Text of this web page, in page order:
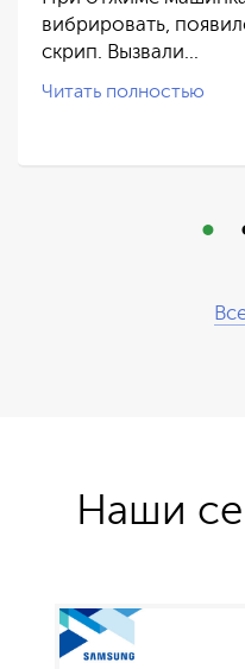
вибрировать,
скрип. Вызвали…
Читать полностью
Наши